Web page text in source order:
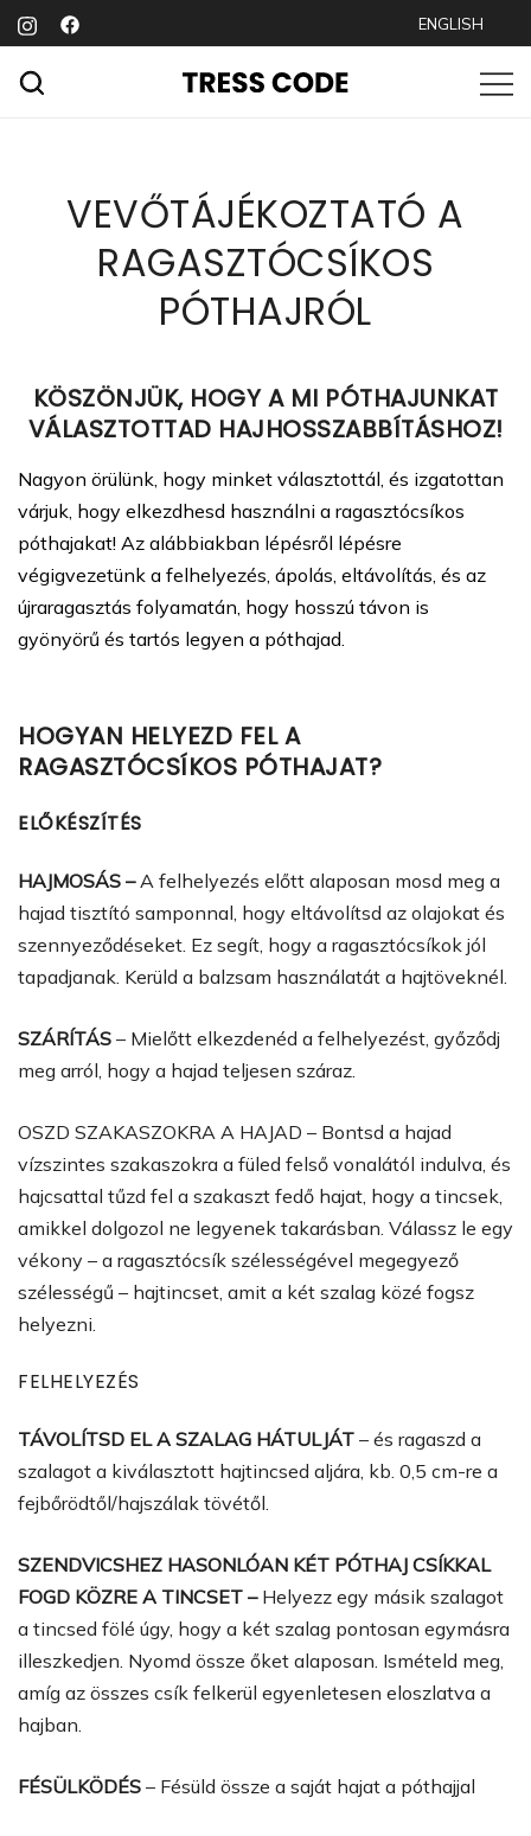
Skip
to
content
ENGLISH
VEVŐTÁJÉKOZTATÓ A
RAGASZTÓCSÍKOS
PÓTHAJRÓL
KÖSZÖNJÜK, HOGY A MI PÓTHAJUNKAT
VÁLASZTOTTAD HAJHOSSZABBÍTÁSHOZ!
Nagyon örülünk, hogy minket választottál, és izgatottan
várjuk, hogy elkezdhesd használni a ragasztócsíkos
póthajakat! Az alábbiakban lépésről lépésre
végigvezetünk a felhelyezés, ápolás, eltávolítás, és az
újraragasztás folyamatán, hogy hosszú távon is
gyönyörű és tartós legyen a póthajad.
HOGYAN HELYEZD FEL A
RAGASZTÓCSÍKOS PÓTHAJAT?
ELŐKÉSZÍTÉS
HAJMOSÁS –A felhelyezés előtt alaposan mosd meg a
hajad tisztító samponnal, hogy eltávolítsd az olajokat és
szennyeződéseket. Ez segít, hogy a ragasztócsíkok jól
tapadjanak. Kerüld a balzsam használatát a hajtöveknél.
SZÁRÍTÁS – Mielőtt elkezdenéd a felhelyezést, győződj
meg arról, hogy a hajad teljesen száraz.
OSZD SZAKASZOKRA A HAJAD – Bontsd a hajad
vízszintes szakaszokra a füled felső vonalától indulva, és
hajcsattal tűzd fel a szakaszt fedő hajat, hogy a tincsek,
amikkel dolgozol ne legyenek takarásban. Válassz le egy
vékony – a ragasztócsík szélességével megegyező
szélességű – hajtincset, amit a két szalag közé fogsz
helyezni.
FELHELYEZÉS
TÁVOLÍTSD EL A SZALAG HÁTULJÁT – és ragaszd a
szalagot a kiválasztott hajtincsed aljára, kb. 0,5 cm-re a
fejbőrödtől/hajszálak tövétől.
SZENDVICSHEZ HASONLÓAN KÉT PÓTHAJ CSÍKKAL
FOGD KÖZRE A TINCSET –Helyezz egy másik szalagot
a tincsed fölé úgy, hogy a két szalag pontosan egymásra
illeszkedjen. Nyomd össze őket alaposan. Ismételd meg,
amíg az összes csík felkerül egyenletesen eloszlatva a
hajban.
FÉSÜLKÖDÉS – Fésüld össze a saját hajat a póthajjal